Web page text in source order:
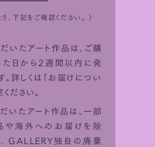
、下記をご確認ください。 〉
いたアート作品は、ご購
日から2週間以内に発
詳しくは「お届けについ
ださい。
いたアート作品は、一部
や海外へのお届けを除
GALLERY独自の廃棄